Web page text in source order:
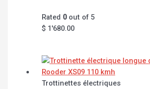
Rated 0out of 5
$ 1'680.00
Trottinettes électriques